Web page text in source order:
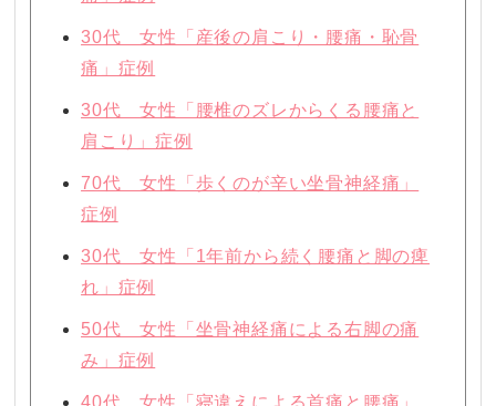
30代 女性「産後の肩こり・腰痛・恥骨
痛」症例
30代 女性「腰椎のズレからくる腰痛と
肩こり」症例
70代 女性「歩くのが辛い坐骨神経痛」
症例
30代 女性「1年前から続く腰痛と脚の痺
れ」症例
50代 女性「坐骨神経痛による右脚の痛
み」症例
40代 女性「寝違えによる首痛と腰痛」